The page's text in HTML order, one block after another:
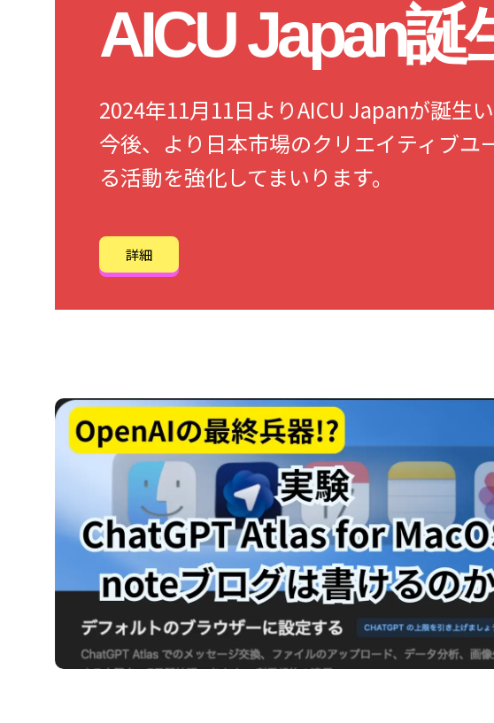
AICU Japan誕
2024年11月11日よりAICU Japanが誕生い
今後、より日本市場のクリエイティブユ
る活動を強化してまいります。
詳細